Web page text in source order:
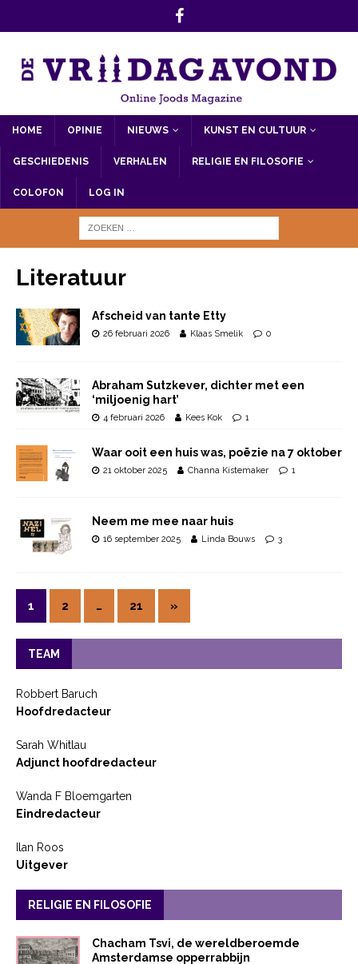
HOME OPINIE NIEUWS KUNST EN CULTUUR
GESCHIEDENIS VERHALEN RELIGIE EN FILOSOFIE
COLOFON LOG IN
Literatuur
Afscheid van tante Etty
26 februari 2026 Klaas Smelik 0
Abraham Sutzkever, dichter met een
‘miljoenig hart’
4 februari 2026 Kees Kok 1
Waar ooit een huis was, poëzie na 7 oktober
21 oktober 2025 Channa Kistemaker 1
Neem me mee naar huis
16 september 2025 Linda Bouws 3
1 2 … 21 »
TEAM
Robbert Baruch
Hoofdredacteur
Sarah Whitlau
Adjunct hoofdredacteur
Wanda F Bloemgarten
Eindredacteur
Ilan Roos
Uitgever
RELIGIE EN FILOSOFIE
Chacham Tsvi, de wereldberoemde
Amsterdamse opperrabbijn